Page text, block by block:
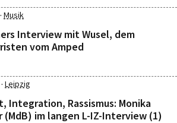
· Musik
Interview mit Wusel, dem
vom Amped
· Leipzig
Integration, Rassismus: Monika
(MdB) im langen L-IZ-Interview (1)